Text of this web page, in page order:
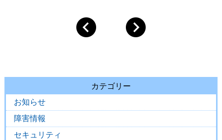
カテゴリー
お知らせ
障害情報
セキュリティ